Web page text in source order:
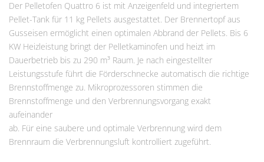
Der Pelletofen Quattro 6 ist mit Anzeigenfeld und integriertem
Pellet-Tank für 11 kg Pellets ausgestattet. Der Brennertopf aus
Gusseisen ermöglicht einen optimalen Abbrand der Pellets. Bis 6
KW Heizleistung bringt der Pelletkaminofen und heizt im
Dauerbetrieb bis zu 290 m³ Raum. Je nach eingestellter
Leistungsstufe führt die Förderschnecke automatisch die richtige
Brennstoffmenge zu. Mikroprozessoren stimmen die
Brennstoffmenge und den Verbrennungsvorgang exakt
aufeinander
ab. Für eine saubere und optimale Verbrennung wird dem
Brennraum die Verbrennungsluft kontrolliert zugeführt.